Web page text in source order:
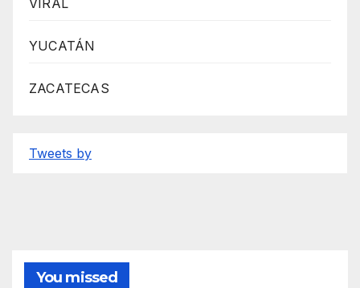
VIRAL
YUCATÁN
ZACATECAS
Tweets by
You missed